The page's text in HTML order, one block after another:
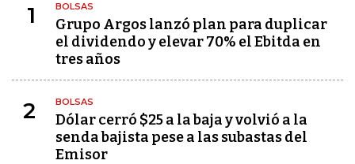
1 BOLSAS
Grupo Argos lanzó plan para duplicar
el dividendo y elevar 70% el Ebitda en
tres años
2 BOLSAS
Dólar cerró $25 a la baja y volvió a la
senda bajista pese a las subastas del
Emisor